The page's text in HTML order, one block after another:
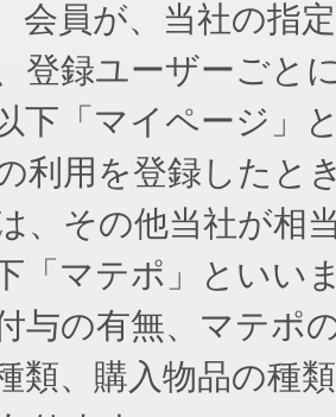
員が、当社の指
登録ユーザーごと
下「マイページ」
利用を登録したと
、その他当社が相
「マテポ」といい
与の有無、マテポ
類、購入物品の種